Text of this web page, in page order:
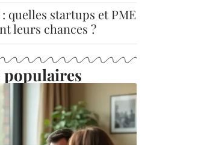
quelles startups et PME
leurs chances ?